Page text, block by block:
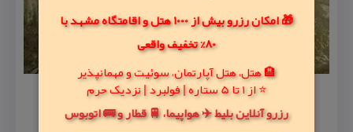
🎁 امکان رزرو بیش از 1000 هتل و اقامتگاه مشهد با
80% تخفیف واقعی
🏨 هتل، هتل آپارتمان، سوئیت و مهمانپذیر
⭐ از 1 تا 5 ستاره | فولبرد | نزدیک حرم
رزرو آنلاین بلیط ✈️ هواپیما، 🚆 قطار و 🚌 اتوبوس